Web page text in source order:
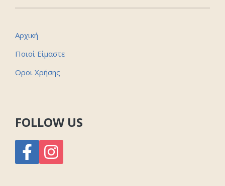
Αρχική
Ποιοί Είμαστε
Οροι Χρήσης
FOLLOW US